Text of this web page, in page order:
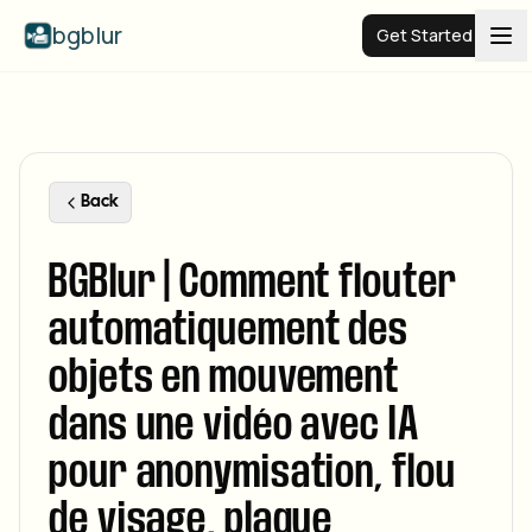
bgblur Get Started
Pricing
Examples
View all examples
Browse the full example library
Blur Face
Blur License Plate
Features
View all features
Browse every blur tool in one place
Enterprise
Schools & education
Resources
Back
BGBlur | Comment flouter
automatiquement des
objets en mouvement
dans une vidéo avec IA
pour anonymisation, flou
de visage, plaque